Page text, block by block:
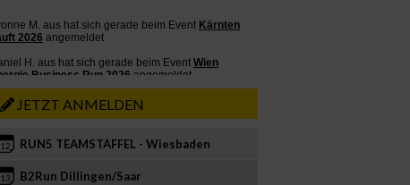
JETZT ANMELDEN
12 RUN5 TEAMSTAFFEL - Wiesbaden
13 B2Run Dillingen/Saar